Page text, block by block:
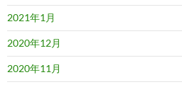
2021年1月
2020年12月
2020年11月